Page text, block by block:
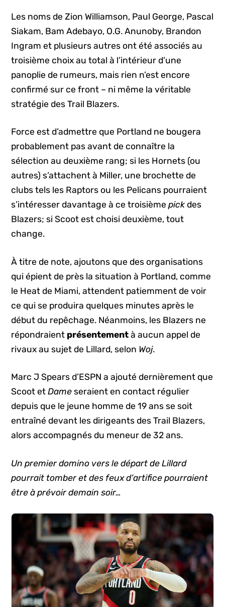
Les noms de Zion Williamson, Paul George, Pascal
Siakam, Bam Adebayo, O.G. Anunoby, Brandon
Ingram et plusieurs autres ont été associés au
troisième choix au total à l’intérieur d’une
panoplie de rumeurs, mais rien n’est encore
confirmé sur ce front – ni même la véritable
stratégie des Trail Blazers.
Force est d’admettre que Portland ne bougera
probablement pas avant de connaître la
sélection au deuxième rang; si les Hornets (ou
autres) s’attachent à Miller, une brochette de
clubs tels les Raptors ou les Pelicans pourraient
s’intéresser davantage à ce troisièmepick des
Blazers; si Scoot est choisi deuxième, tout
change.
À titre de note, ajoutons que des organisations
qui épient de près la situation à Portland, comme
le Heat de Miami, attendent patiemment de voir
ce qui se produira quelques minutes après le
début du repêchage. Néanmoins, les Blazers ne
répondraient présentementà aucun appel de
rivaux au sujet de Lillard, selon Woj.
Marc J Spears d’ESPN a ajouté dernièrement que
Scoot etDameseraient en contact régulier
depuis que le jeune homme de 19 ans se soit
entraîné devant les dirigeants des Trail Blazers,
alors accompagnés du meneur de 32 ans.
Un premier domino vers le départ de Lillard
pourrait tomber et des feux d’artifice pourraient
être à prévoir demain soir…